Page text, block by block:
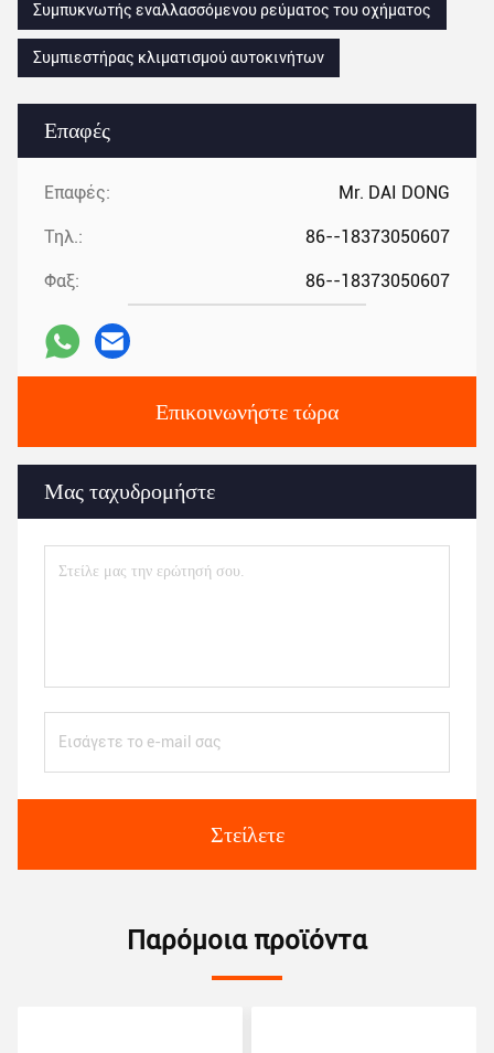
Επαφές
Επαφές: Mr. DAI DONG
Τηλ.: 86--18373050607
Φαξ: 86--18373050607
Επικοινωνήστε τώρα
Μας ταχυδρομήστε
Στείλετε
Συμπυκνωτής εναλλασσόμενου ρεύματος του οχήματος
Συμπιεστήρας κλιματισμού αυτοκινήτων
Παρόμοια προϊόντα